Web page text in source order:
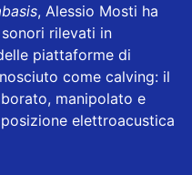
, Alessio Mosti ha
rilevati in
piattaforme di
come calving: il
manipolato e
elettroacustica